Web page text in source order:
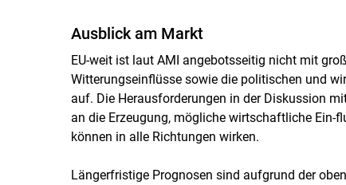
Ausblick am Markt
EU-weit ist laut AMI angebotsseitig nicht mit
Witterungseinflüsse sowie die politischen und
auf. Die Herausforderungen in der Diskussion
an die Erzeugung, mögliche wirtschaftliche Ein-
können in alle Richtungen wirken.
Längerfristige Prognosen sind aufgrund der